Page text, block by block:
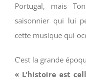
Portugal, mais
saisonnier qui lui
cette musique qui
C’est la grande
« L’histoire est